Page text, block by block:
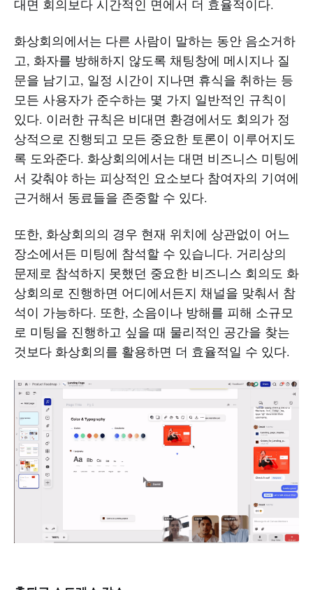
대면 회의보다 시간적인 면에서 더 효율적이다.
화상회의에서는 다른 사람이 말하는 동안 음소거하
고, 화자를 방해하지 않도록 채팅창에 메시지나 질
문을 남기고, 일정 시간이 지나면 휴식을 취하는 등
모든 사용자가 준수하는 몇 가지 일반적인 규칙이
있다. 이러한 규칙은 비대면 환경에서도 회의가 정
상적으로 진행되고 모든 중요한 토론이 이루어지도
록 도와준다. 화상회의에서는 대면 비즈니스 미팅에
서 갖춰야 하는 피상적인 요소보다 참여자의 기여에
근거해서 동료들을 존중할 수 있다.
또한, 화상회의의 경우 현재 위치에 상관없이 어느
장소에서든 미팅에 참석할 수 있습니다. 거리상의
문제로 참석하지 못했던 중요한 비즈니스 회의도 화
상회의로 진행하면 어디에서든지 채널을 맞춰서 참
석이 가능하다. 또한, 소음이나 방해를 피해 소규모
로 미팅을 진행하고 싶을 때 물리적인 공간을 찾는
것보다 화상회의를 활용하면 더 효율적일 수 있다.